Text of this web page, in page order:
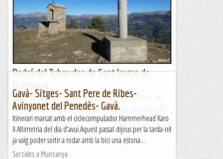
Pedró del Tubau des de Sant Jaume de
Ruta feta el 04/02/2024. Descripció de la ruta.El Pedró del
Tubau, de 1.543 metres, és el cim culminant dels Rasos del
Tubau, petita serralada prepirenaica situada...
El blog del Miquel, de roca en roca.
Gavà- Sitges- Sant Pere de Ribes-
Avinyonet del Penedès- Gavà.
Itinerari marcat amb el ciclecomputador Hammerhead Karo
II.Altimetria del dia d'avui.Aquest passat dijous per la tarda-nit
ja vaig poder sortir a rodar amb la bici una estona...
Sortides a Muntanya